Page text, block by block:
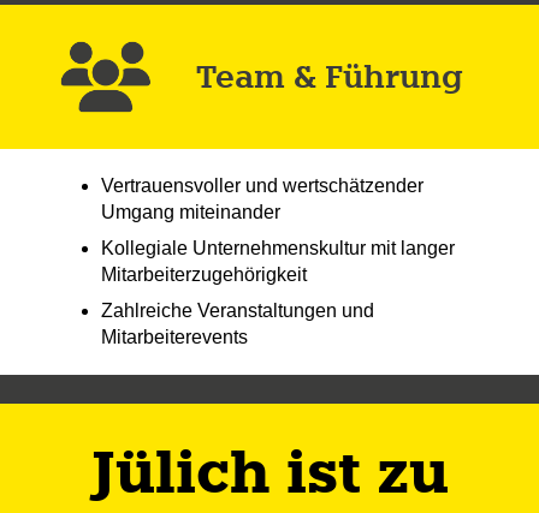
Team & Führung
Vertrauensvoller und wertschätzender
Umgang miteinander
Kollegiale Unternehmenskultur mit langer
Mitarbeiterzugehörigkeit
Zahlreiche Veranstaltungen und
Mitarbeiterevents
Jülich ist zu